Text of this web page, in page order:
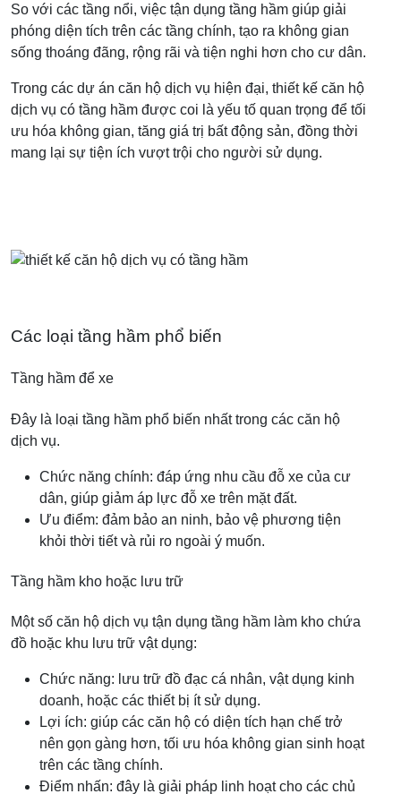
So với các tầng nổi, việc tận dụng tầng hầm giúp giải
phóng diện tích trên các tầng chính, tạo ra không gian
sống thoáng đãng, rộng rãi và tiện nghi hơn cho cư dân.
Trong các dự án căn hộ dịch vụ hiện đại, thiết kế căn hộ
dịch vụ có tầng hầm được coi là yếu tố quan trọng để tối
ưu hóa không gian, tăng giá trị bất động sản, đồng thời
mang lại sự tiện ích vượt trội cho người sử dụng.
Các loại tầng hầm phổ biến
Tầng hầm để xe
Đây là loại tầng hầm phổ biến nhất trong các căn hộ
dịch vụ.
Chức năng chính: đáp ứng nhu cầu đỗ xe của cư
dân, giúp giảm áp lực đỗ xe trên mặt đất.
Ưu điểm: đảm bảo an ninh, bảo vệ phương tiện
khỏi thời tiết và rủi ro ngoài ý muốn.
Tầng hầm kho hoặc lưu trữ
Một số căn hộ dịch vụ tận dụng tầng hầm làm kho chứa
đồ hoặc khu lưu trữ vật dụng:
Chức năng: lưu trữ đồ đạc cá nhân, vật dụng kinh
doanh, hoặc các thiết bị ít sử dụng.
Lợi ích: giúp các căn hộ có diện tích hạn chế trở
nên gọn gàng hơn, tối ưu hóa không gian sinh hoạt
trên các tầng chính.
Điểm nhấn: đây là giải pháp linh hoạt cho các chủ